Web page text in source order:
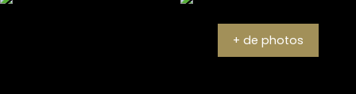
+ de photos